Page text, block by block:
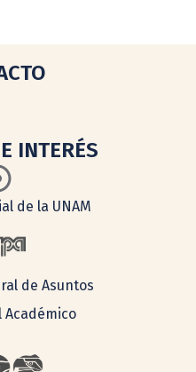
INTERÉS
de la UNAM
de Asuntos
Académico